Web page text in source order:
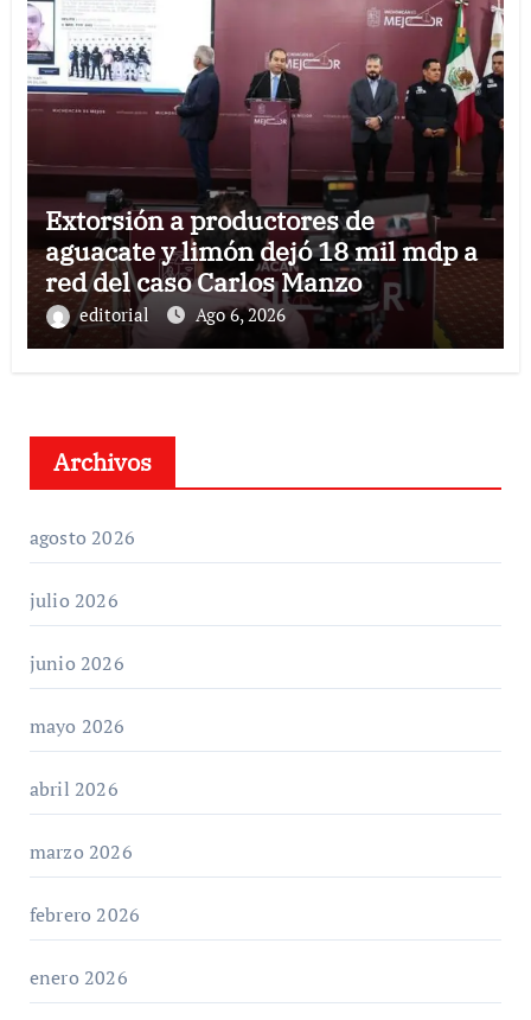
Extorsión a productores de
aguacate y limón dejó 18 mil mdp a
red del caso Carlos Manzo
editorial Ago 6, 2026
Archivos
agosto 2026
julio 2026
junio 2026
mayo 2026
abril 2026
marzo 2026
febrero 2026
enero 2026